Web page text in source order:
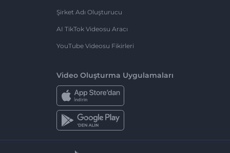
Şirket Adı Oluşturucu
AI TikTok Videosu Aracı
YouTube Videosu Fikirleri
Video Oluşturma Uygulamaları